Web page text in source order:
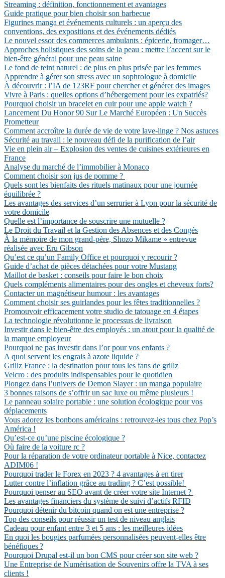
Streaming : définition, fonctionnement et avantages
Guide pratique pour bien choisir son barbecue
Figurines manga et événements culturels : un aperçu des
conventions, des expositions et des événements dédiés
Le nouvel essor des commerces ambulants : épicerie, fromager…
Approches holistiques des soins de la peau : mettre l’accent sur le
bien-être général pour une peau saine
Le fond de teint naturel : de plus en plus prisée par les femmes
Apprendre à gérer son stress avec un sophrologue à domicile
À découvrir : l’IA de 123RF pour chercher et générer des images
Vivre à Paris : quelles options d’hébergement pour les expatriés?
Pourquoi choisir un bracelet en cuir pour une apple watch ?
Lancement Du Honor 90 Sur Le Marché Européen : Un Succès
Prometteur
Comment accroître la durée de vie de votre lave-linge ? Nos astuces
Sécurité au travail : le nouveau défi de la purification de l’air
Vie en plein air – Explosion des ventes de cuisines extérieures en
France
Analyse du marché de l’immobilier à Monaco
Comment choisir son jus de pomme ?
Quels sont les bienfaits des rituels matinaux pour une journée
équilibrée ?
Les avantages des services d’un serrurier à Lyon pour la sécurité de
votre domicile
Quelle est l’importance de souscrire une mutuelle ?
Le Droit du Travail et la Gestion des Absences et des Congés
À la mémoire de mon grand-père, Shozo Mikame » entrevue
réalisée avec Eru Gibson
Qu’est ce qu’un Family Office et pourquoi y recourir ?
Guide d’achat de pièces détachées pour votre Mustang
Maillot de basket : conseils pour faire le bon choix
Quels compléments alimentaires pour des ongles et cheveux forts?
Contacter un magnétiseur humour : les avantages
Comment choisir ses guirlandes pour les fêtes traditionnelles ?
Promouvoir efficacement votre studio de tatouage en 4 étapes
La technologie révolutionne le processus de livraison
Investir dans le bien-être des employés : un atout pour la qualité de
la marque employeur
Pourquoi ne pas investir dans l’or pour vos enfants ?
A quoi servent les engrais à azote liquide ?
Grillz France : la destination pour tous les fans de grillz
Velcro : des produits indispensables pour le quotidien
Plongez dans l’univers de Demon Slayer : un manga populaire
3 bonnes raisons de s’offrir un sac luxe ou même plusieurs !
Le panneau solaire portable : une solution écologique pour vos
déplacements
Vous adorez les bonbons américains : retrouvez-les tous chez Pop’s
América !
Qu’est-ce qu’une piscine écologique ?
Où faire de la voiture rc ?
Pour la réparation de votre ordinateur portable à Nice, contactez
ADIM06 !
Pourquoi trader le Forex en 2023 ? 4 avantages à en tirer
Lutter contre l’inflation grâce au trading ? C’est possible!
Pourquoi penser au SEO avant de créer votre site Internet ?
Les avantages financiers du système de suivi d’actifs RFID
Pourquoi détenir du bitcoin quand on est une entreprise ?
Top des conseils pour réussir un test de niveau anglais
Cadeau pour enfant entre 3 et 5 ans : les meilleures idées
En quoi les bougies parfumées personnalisées peuvent-elles être
bénéfiques ?
Pourquoi Drupal est-il un bon CMS pour créer son site web ?
Une Entreprise de Numérisation de Souvenirs offre la TVA à ses
clients !